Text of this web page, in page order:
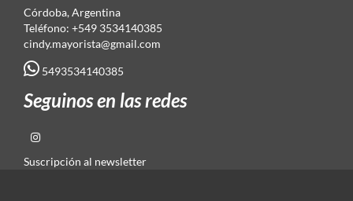
Córdoba, Argentina
Teléfono: +549 3534140385
cindy.mayorista@gmail.com
5493534140385
Seguinos en las redes
Suscripción al newsletter